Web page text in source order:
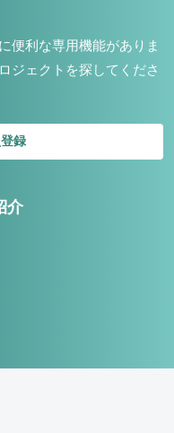
便利な専用機能がありま
ジェクトを探してくださ
録
介